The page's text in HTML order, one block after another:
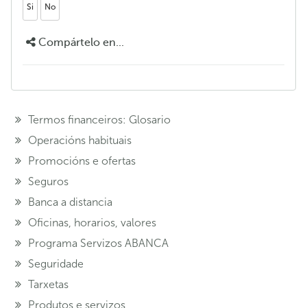
Si No
Compártelo en...
Termos financeiros: Glosario
Operacións habituais
Promocións e ofertas
Seguros
Banca a distancia
Oficinas, horarios, valores
Programa Servizos ABANCA
Seguridade
Tarxetas
Produtos e servizos